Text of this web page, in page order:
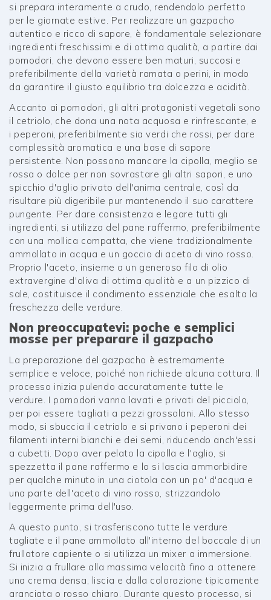
si prepara interamente a crudo, rendendolo perfetto
per le giornate estive. Per realizzare un gazpacho
autentico e ricco di sapore, è fondamentale selezionare
ingredienti freschissimi e di ottima qualità, a partire dai
pomodori, che devono essere ben maturi, succosi e
preferibilmente della varietà ramata o perini, in modo
da garantire il giusto equilibrio tra dolcezza e acidità.
Accanto ai pomodori, gli altri protagonisti vegetali sono
il cetriolo, che dona una nota acquosa e rinfrescante, e
i peperoni, preferibilmente sia verdi che rossi, per dare
complessità aromatica e una base di sapore
persistente. Non possono mancare la cipolla, meglio se
rossa o dolce per non sovrastare gli altri sapori, e uno
spicchio d'aglio privato dell'anima centrale, così da
risultare più digeribile pur mantenendo il suo carattere
pungente. Per dare consistenza e legare tutti gli
ingredienti, si utilizza del pane raffermo, preferibilmente
con una mollica compatta, che viene tradizionalmente
ammollato in acqua e un goccio di aceto di vino rosso.
Proprio l'aceto, insieme a un generoso filo di olio
extravergine d'oliva di ottima qualità e a un pizzico di
sale, costituisce il condimento essenziale che esalta la
freschezza delle verdure.
Non preoccupatevi: poche e semplici
mosse per preparare il gazpacho
La preparazione del gazpacho è estremamente
semplice e veloce, poiché non richiede alcuna cottura. Il
processo inizia pulendo accuratamente tutte le
verdure. I pomodori vanno lavati e privati del picciolo,
per poi essere tagliati a pezzi grossolani. Allo stesso
modo, si sbuccia il cetriolo e si privano i peperoni dei
filamenti interni bianchi e dei semi, riducendo anch'essi
a cubetti. Dopo aver pelato la cipolla e l'aglio, si
spezzetta il pane raffermo e lo si lascia ammorbidire
per qualche minuto in una ciotola con un po' d'acqua e
una parte dell'aceto di vino rosso, strizzandolo
leggermente prima dell'uso.
A questo punto, si trasferiscono tutte le verdure
tagliate e il pane ammollato all'interno del boccale di un
frullatore capiente o si utilizza un mixer a immersione.
Si inizia a frullare alla massima velocità fino a ottenere
una crema densa, liscia e dalla colorazione tipicamente
aranciata o rosso chiaro. Durante questo processo, si